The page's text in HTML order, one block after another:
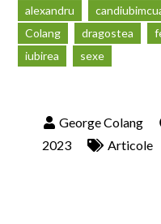
alexandru
Colang
dragostea
iubirea
sexe
2023
Articole